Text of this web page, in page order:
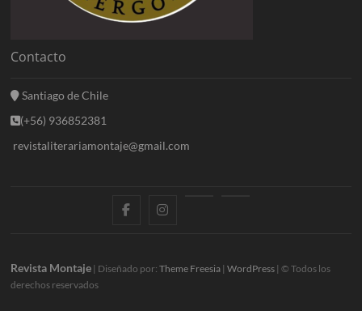
Contacto
Santiago de Chile
(+56) 936852381
revistaliterariamontaje@gmail.com
c s t o
Revista Montaje | Diseñado por:Theme Freesia |WordPress | © Todos los
derechos reservados